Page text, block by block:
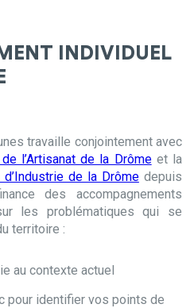
INDIVIDUEL
travaille conjointement avec
l’Artisanat de la Drômeet la
de la Drômedepuis
des accompagnements
les problématiques qui se
territoire :
au contexte actuel
pour identifier vos points de